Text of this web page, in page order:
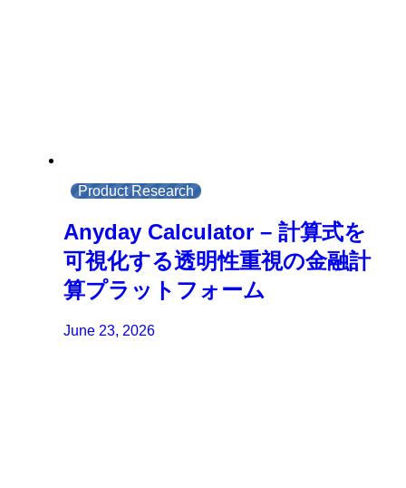
Product Research
Anyday Calculator – 計算式を
可視化する透明性重視の金融計
算プラットフォーム
June 23, 2026